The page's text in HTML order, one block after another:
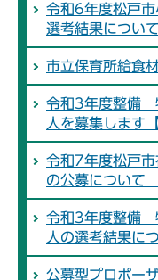
令和6年度松戸
選考結果につい
市立保育所給食
令和3年度整備
人を募集します
令和7年度松戸
の公募について
令和3年度整備
人の選考結果に
公募型プロポー